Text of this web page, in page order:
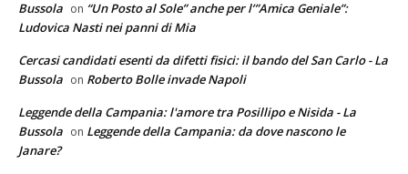
Bussola on “Un Posto al Sole” anche per l’”Amica Geniale”:
Ludovica Nasti nei panni di Mia
Cercasi candidati esenti da difetti fisici: il bando del San Carlo - La
Bussola on Roberto Bolle invade Napoli
Leggende della Campania: l'amore tra Posillipo e Nisida - La
Bussola on Leggende della Campania: da dove nascono le
Janare?